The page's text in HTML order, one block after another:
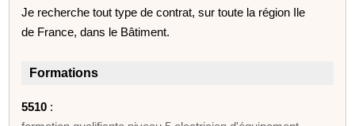
Je recherche tout type de contrat, sur toute la région Ile
de France, dans le Bâtiment.
Formations
5510 :